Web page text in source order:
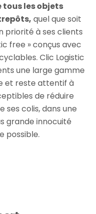
tous les objets
quel que soit
priorité à ses clients
free » conçus avec
Clic Logistic
une large gamme
et reste attentif à
de réduire
ses colis, dans une
grande innocuité
possible.